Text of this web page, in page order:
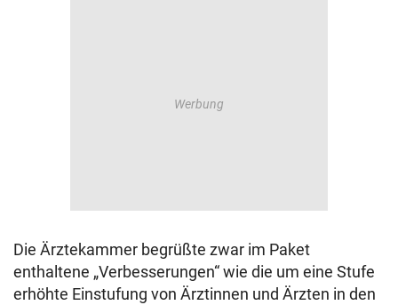
Die Ärztekammer begrüßte zwar im Paket
enthaltene „Verbesserungen“ wie die um eine Stufe
erhöhte Einstufung von Ärztinnen und Ärzten in den